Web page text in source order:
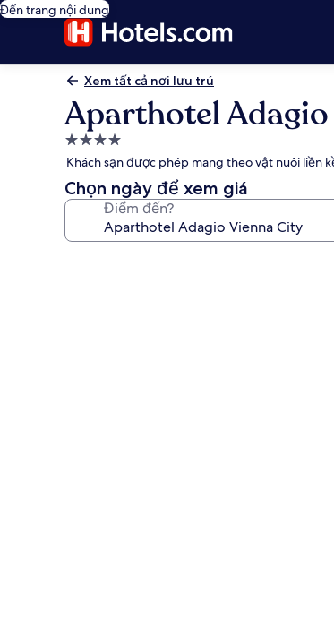
Đến trang nội dung
Xem tất cả nơi lưu trú
Aparthotel
Nơi
lưu
trú
4.0
Khách sạn được phép mang theo vật nuôi liền
Chọn ngày để xem giá
Điểm đến?